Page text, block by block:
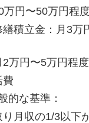
万円〜50万円程
積立金：月3万
万円〜5万円程度
費
的な基準：
り月収の1/3以下